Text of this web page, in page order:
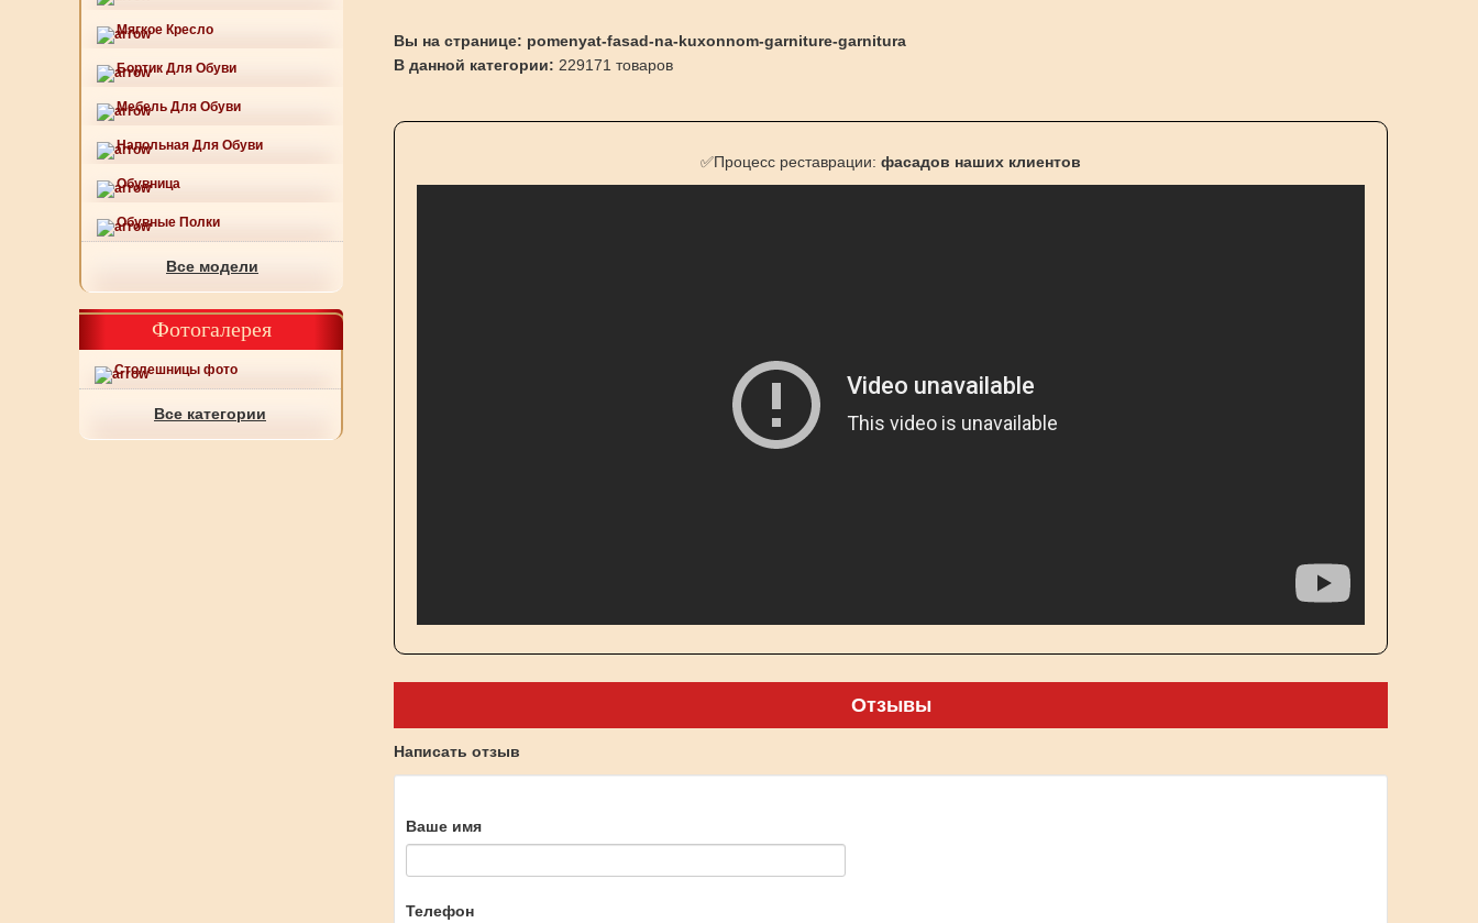
Мягкое Кресло
Бортик Для Обуви
Мебель Для Обуви
Напольная Для Обуви
Обувница
Обувные Полки
Все модели
Фотогалерея
Столешницы фото
Все категории
Вы на странице: pomenyat-fasad-na-kuxonnom-garniture-garnitura
В данной категории: 229171 товаров
✅Процесс реставрации: фасадов наших клиентов
Отзывы
Написать отзыв
Ваше имя
Телефон